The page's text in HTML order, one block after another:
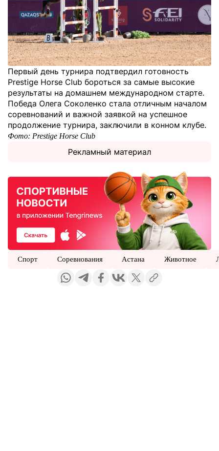
Первый день турнира подтвердил готовность
Prestige Horse Club бороться за самые высокие
результаты на домашнем международном старте.
Победа Олега Соколенко стала отличным началом
соревнований и важной заявкой на успешное
продолжение турнира, заключили в конном клубе.
Фото: Prestige Horse Club
Рекламный материал
Спорт Соревнования Астана Животное